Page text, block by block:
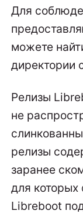
Для
можете
директории
Релизы
не
релизы
заранее
для
Libreboot